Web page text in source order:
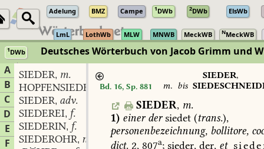
Adelung BMZ Campe 1DWb 2DWb ElsWb
LmL LothWb MLW MNWB MeckWB NMeckWB
1DWb Deutsches Wörterbuch von Jacob Grimm und
A
B
C
D
E
F
SIEDER, m.
HOPFENSIEDER
SIEDER, adv.
SIEDEREI, f.
SIEDERIN, f.
SIEDEROHR, n. f.
Bd. 16, Sp. 881
SIEDER,
m. bis
SIEDER, m.
1) einerdersiedet (trans.),
personenbezeichnung, bollitore,
dict. 2, 807a; sieder, der, et